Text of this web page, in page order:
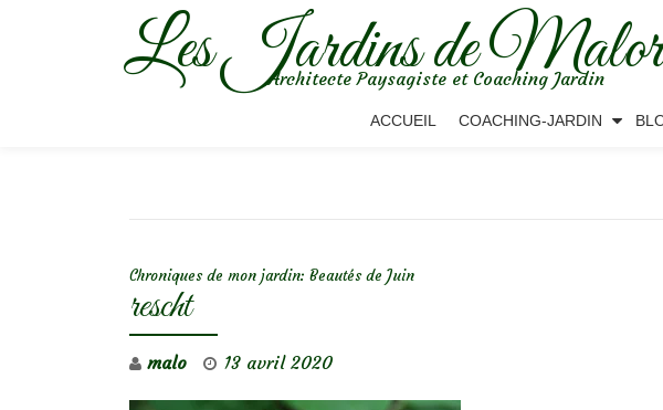
Les Jardins de
Architecte Paysagiste et Coaching Jardin
ACCUEIL COACHING-JARDIN
Chroniques de mon jardin: Beautés de Juin
rescht
malo 13 avril 2020